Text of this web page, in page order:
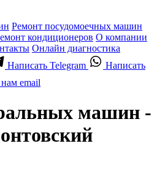
Ремонт посудомоечных машин
кондиционеров О компании
Онлайн диагностика
Написать Telegram
Написать
email
машин -